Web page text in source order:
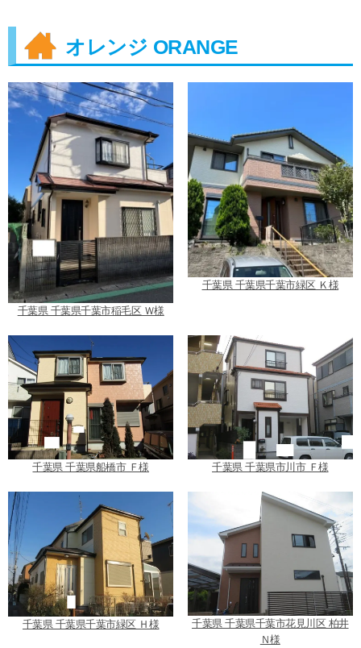
オレンジ ORANGE
千葉県 千葉県千葉市稲毛区 Ｗ様
千葉県 千葉県千葉市緑区 Ｋ様
千葉県 千葉県船橋市 Ｆ様 千葉県 千葉県市川市 Ｆ様
千葉県 千葉県千葉市緑区 Ｈ様
千葉県 千葉県千葉市花見川区 柏井
Ｎ様